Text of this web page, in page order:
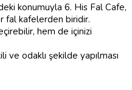
konumuyla 6. His Fal Cafe,
fal kafelerden biridir.
hem de içinizi
odaklı şekilde yapılması